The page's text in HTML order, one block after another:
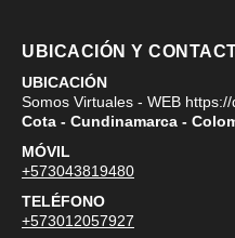
UBICACIÓN Y
UBICACIÓN
Somos Virtuales - WEB
Cota - Cundinamarca -
MÓVIL
+573043819480
TELÉFONO
+573012057927